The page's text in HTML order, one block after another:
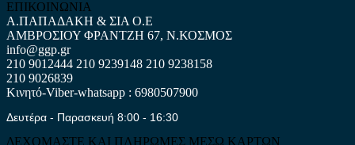
ΕΠΙΚΟΙΝΩΝΙΑ
Α.ΠΑΠΑΔΑΚΗ & ΣΙΑ Ο.Ε
ΑΜΒΡΟΣΙΟΥ ΦΡΑΝΤΖΗ 67, Ν.ΚΟΣΜΟΣ
info@ggp.gr
210 9012444 210 9239148 210 9238158
210 9026839
Κινητό-Viber-whatsapp : 6980507900
Δευτέρα - Παρασκευή 8:00 - 16:30
ΔΕΧΟΜΑΣΤΕ ΚΑΙ ΠΛΗΡΩΜΕΣ ΜΕΣΩ ΚΑΡΤΩΝ